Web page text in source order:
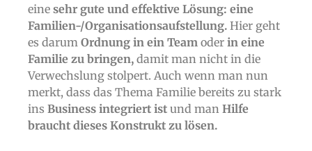
eine sehr gute und effektive Lösung: eine
Familien-/Organisationsaufstellung. Hier geht
es darum Ordnung in ein Team oder in eine
Familie zu bringen, damit man nicht in die
Verwechslung stolpert. Auch wenn man nun
merkt, dass das Thema Familie bereits zu stark
ins Business integriert ist und man Hilfe
braucht dieses Konstrukt zu lösen.